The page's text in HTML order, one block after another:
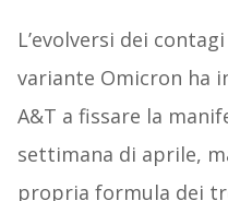
L’evolversi dei
variante Omicron ha
A&T a fissare la
settimana di aprile,
propria formula dei